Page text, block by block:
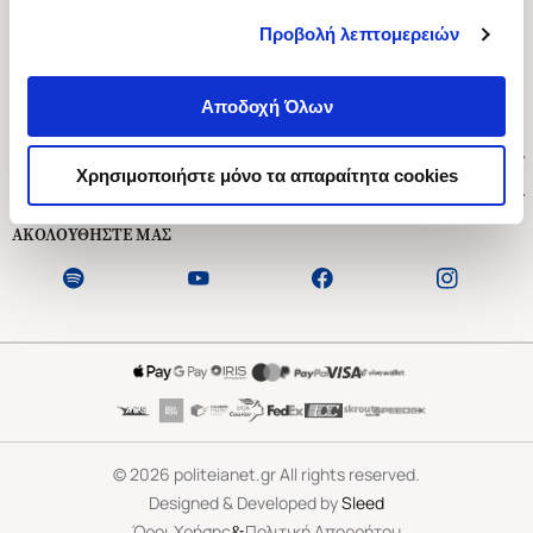
Προβολή λεπτομερειών
Αποδοχή Όλων
Χρησιμοποιήστε μόνο τα απαραίτητα cookies
Ασκληπιού 1-3, Αθήνα 106 79
Δευτέρα - Παρασκευή 09:00-21:00
Εξυπηρέτηση Πελατών
ΑΚΟΛΟΥΘΗΣΤΕ ΜΑΣ
©2026 politeianet.gr All rights reserved.
Designed & Developed bySleed